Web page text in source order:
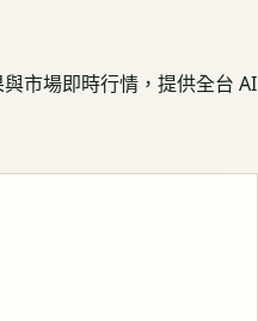
市場即時行情，提供全台 AI